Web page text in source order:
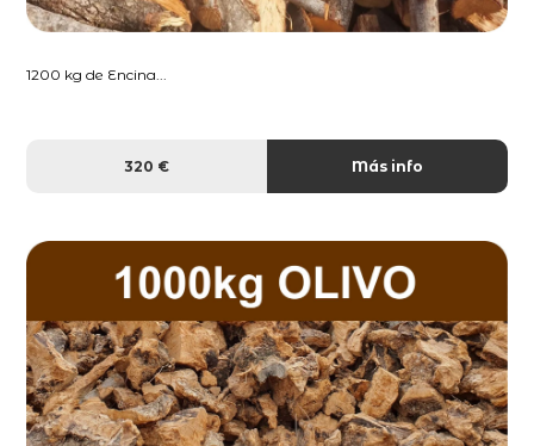
1200 kg de Encina...
320 € Más info